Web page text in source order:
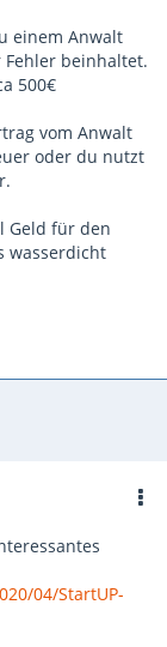
habt ihr
im Vertrag
Projekt
seine
dem Weg wo
als du
habt oder
Der wird
Die Arbeit
was
rote Faden
es immer
die Aufgaben
einem Anwalt
beinhaltet.
500€
vom Anwalt
oder du nutzt
Geld für den
wasserdicht
04/StartUP-